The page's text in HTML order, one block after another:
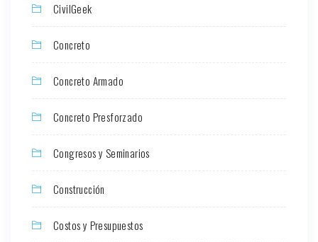
CivilGeek
Concreto
Concreto Armado
Concreto Presforzado
Congresos y Seminarios
Construcción
Costos y Presupuestos